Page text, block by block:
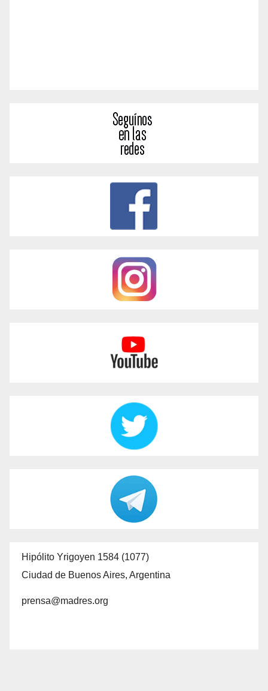
Hipólito Yrigoyen 1584 (1077)
Ciudad de Buenos Aires, Argentina
prensa@madres.org